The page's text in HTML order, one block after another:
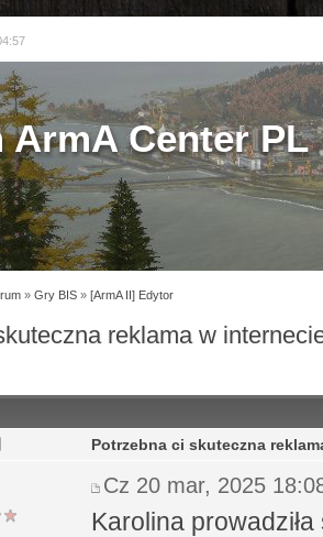
ArmA Center PL
» Gry BIS » [ArmA II] Edytor
reklama w
Potrzebna ci skuteczna
Cz 20 mar, 2025
Karolina